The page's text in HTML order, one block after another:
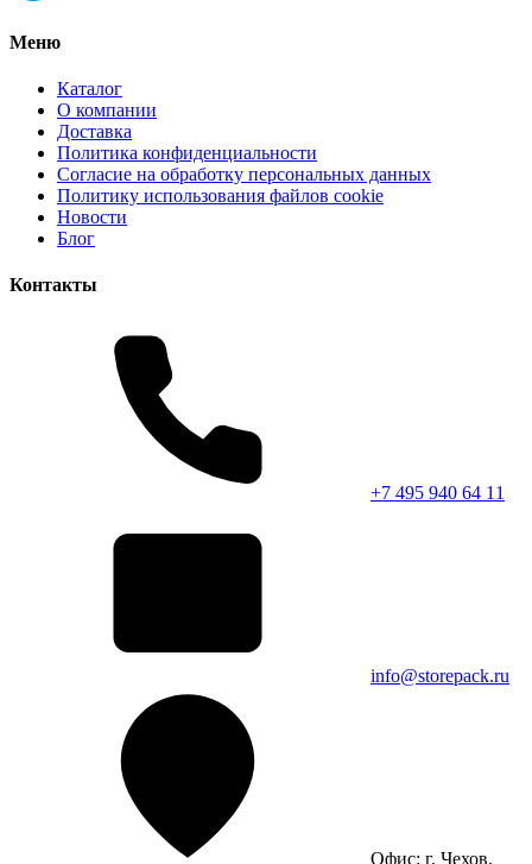
Меню
Каталог
О компании
Доставка
Политика конфиденциальности
Согласие на обработку персональных данных
Политику использования файлов cookie
Новости
Блог
Контакты
+7 495 940 64 11
info@storepack.ru
Офис: г. Чехов,